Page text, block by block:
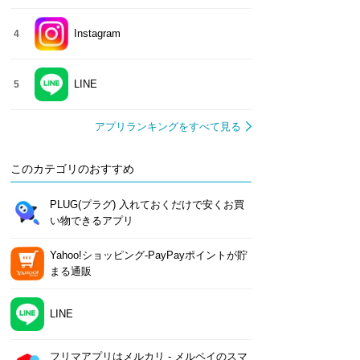
4 Instagram
5 LINE
アプリランキングをすべて見る
このカテゴリのおすすめ
PLUG(プラグ) 入れておくだけで安くお買
い物できるアプリ
Yahoo!ショッピング-PayPayポイントが貯
まる通販
LINE
フリマアプリはメルカリ - メルペイのスマ